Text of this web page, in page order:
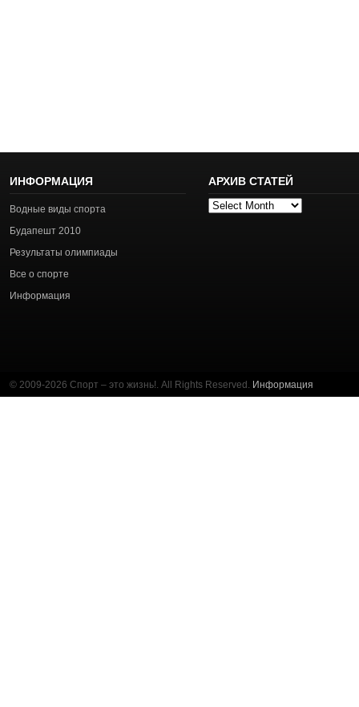
ИНФОРМАЦИЯ
Водные виды спорта
Будапешт 2010
Результаты олимпиады
Все о спорте
Информация
АРХИВ СТАТЕЙ
Архив
© 2009-2026 Спорт – это жизнь!. All Rights Reserved. Информация